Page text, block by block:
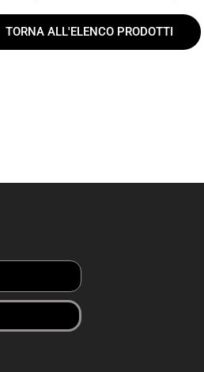
TORNA ALL'ELENCO PRODOTTI